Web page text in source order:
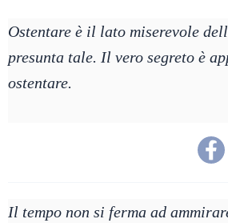
Ostentare è il lato miserevole
presunta tale. Il vero segreto è
ostentare.
Il tempo non si ferma ad